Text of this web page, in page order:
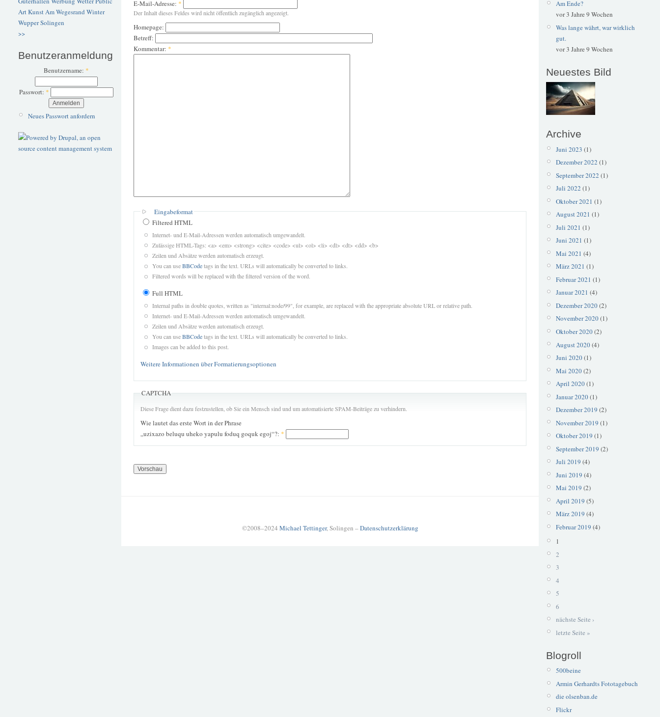
ArtKunstAm Wegesrand Winter
WupperSolingen
>>
Benutzeranmeldung
Benutzername: *
Passwort: *
Neues Passwort anfordern
E-Mail-Adresse: *
Der Inhalt dieses Feldes wird nicht öffentlich zugänglich angezeigt.
Homepage:
Betreff:
Kommentar: *
Eingabeformat
Filtered HTML
Internet- und E-Mail-Adressen werden automatisch umgewandelt.
Zulässige HTML-Tags: <a> <em> <strong> <cite> <code> <ul> <ol> <li> <dl> <dt> <dd> <b>
Zeilen und Absätze werden automatisch erzeugt.
You can useBBCodetags in the text. URLs will automatically be converted to links.
Filtered words will be replaced with the filtered version of the word.
Full HTML
Internal paths in double quotes, written as "internal:node/99", for example, are replaced with the appropriate absolute URL or relative path.
Internet- und E-Mail-Adressen werden automatisch umgewandelt.
Zeilen und Absätze werden automatisch erzeugt.
You can useBBCodetags in the text. URLs will automatically be converted to links.
Images can be added to this post.
Weitere Informationen über Formatierungsoptionen
CAPTCHA
Diese Frage dient dazu festzustellen, ob Sie ein Mensch sind und um automatisierte SPAM-Beiträge zu verhindern.
Wie lautet das erste Wort in der Phrase
„uzixazo beluqu uheko yapulu foduq goquk egoj“?: *
©2008–2024 Michael Tettinger, Solingen –Datenschutzerklärung
Am Ende?
vor 3 Jahre 9 Wochen
Was lange währt, war wirklich
gut.
vor 3 Jahre 9 Wochen
Neuestes Bild
Archive
Juni 2023 (1)
Dezember 2022 (1)
September 2022 (1)
Juli 2022 (1)
Oktober 2021 (1)
August 2021 (1)
Juli 2021 (1)
Juni 2021 (1)
Mai 2021 (4)
März 2021 (1)
Februar 2021 (1)
Januar 2021 (4)
Dezember 2020(2)
November 2020(1)
Oktober 2020(2)
August 2020(4)
Juni 2020(1)
Mai 2020(2)
April 2020(1)
Januar 2020(1)
Dezember 2019 (2)
November 2019 (1)
Oktober 2019 (1)
September 2019 (2)
Juli 2019 (4)
Juni 2019 (4)
Mai 2019 (2)
April 2019 (5)
März 2019 (4)
Februar 2019 (4)
1
2
3
4
5
6
nächste Seite ›
letzte Seite »
Blogroll
500beine
Armin Gerhardts Fototagebuch
die olsenban.de
Flickr